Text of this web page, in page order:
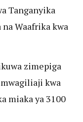
Tanganyika
Waafrika kwa
zimepiga
kwa
miaka ya 3100